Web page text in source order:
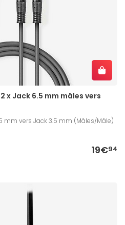
x Jack 6.5 mm mâles vers
mm vers Jack 3.5 mm (Mâles/Mâle)
19€94